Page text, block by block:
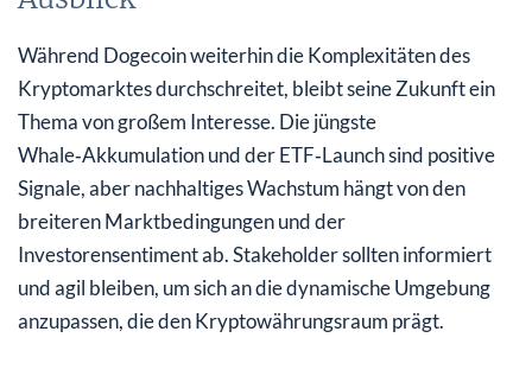
Während Dogecoin weiterhin die Komplexitäten des
Kryptomarktes durchschreitet, bleibt seine Zukunft ein
Thema von großem Interesse. Die jüngste
Whale‑Akkumulation und der ETF‑Launch sind positive
Signale, aber nachhaltiges Wachstum hängt von den
breiteren Marktbedingungen und der
Investorensentiment ab. Stakeholder sollten informiert
und agil bleiben, um sich an die dynamische Umgebung
anzupassen, die den Kryptowährungsraum prägt.